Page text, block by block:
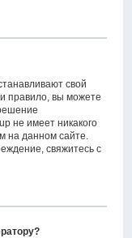
свой
правило, вы можете
не имеет никакого
на данном сайте.
свяжитесь с